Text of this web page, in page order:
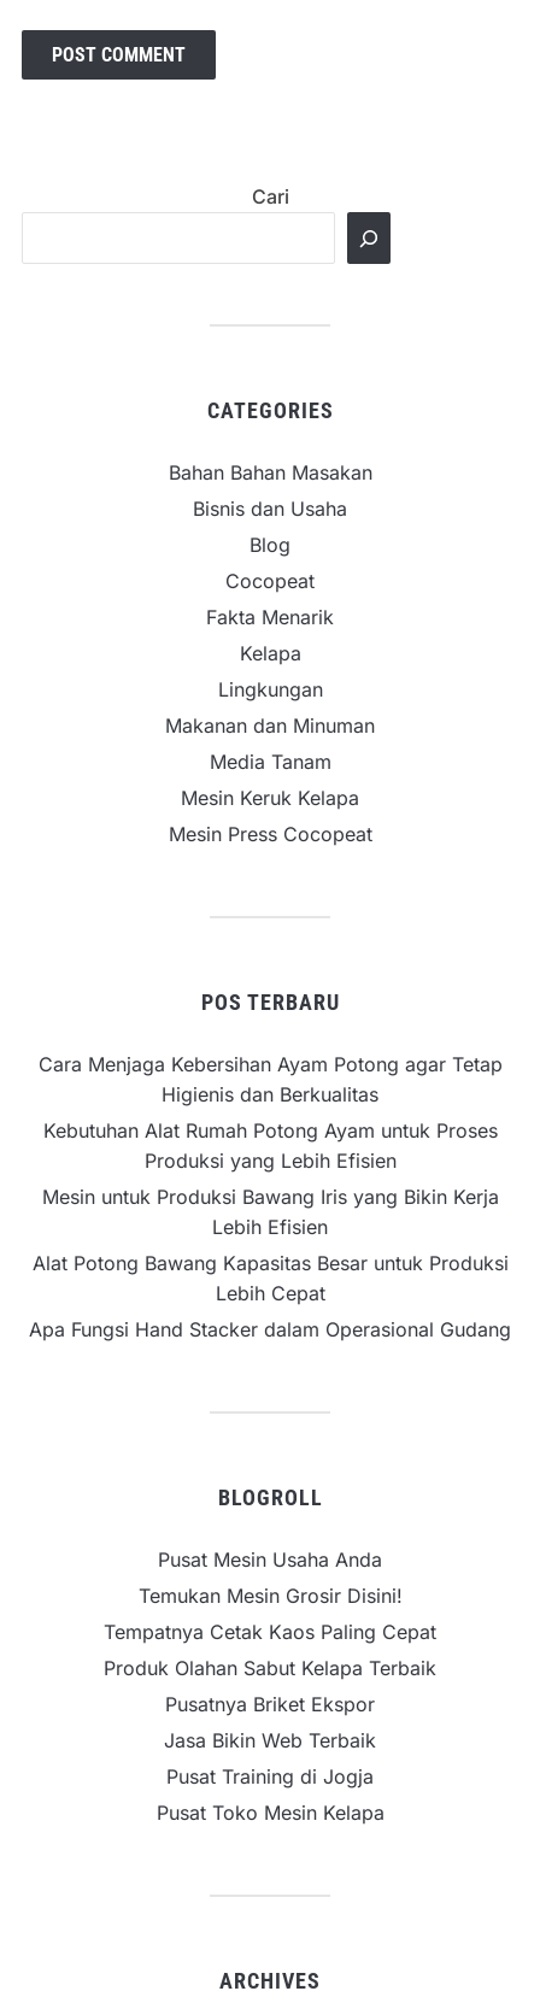
Cari
CATEGORIES
Bahan Bahan Masakan
Bisnis dan Usaha
Blog
Cocopeat
Fakta Menarik
Kelapa
Lingkungan
Makanan dan Minuman
Media Tanam
Mesin Keruk Kelapa
Mesin Press Cocopeat
POS TERBARU
Cara Menjaga Kebersihan Ayam Potong agar Tetap
Higienis dan Berkualitas
Kebutuhan Alat Rumah Potong Ayam untuk Proses
Produksi yang Lebih Efisien
Mesin untuk Produksi Bawang Iris yang Bikin Kerja
Lebih Efisien
Alat Potong Bawang Kapasitas Besar untuk Produksi
Lebih Cepat
Apa Fungsi Hand Stacker dalam Operasional Gudang
BLOGROLL
Pusat Mesin Usaha Anda
Temukan Mesin Grosir Disini!
Tempatnya Cetak Kaos Paling Cepat
Produk Olahan Sabut Kelapa Terbaik
Pusatnya Briket Ekspor
Jasa Bikin Web Terbaik
Pusat Training di Jogja
Pusat Toko Mesin Kelapa
ARCHIVES